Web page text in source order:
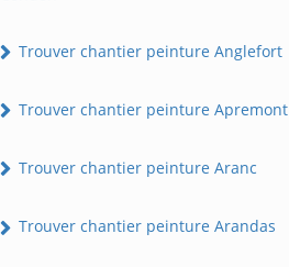
Trouver chantier peinture Anglefort
Trouver chantier peinture Apremont
Trouver chantier peinture Aranc
Trouver chantier peinture Arandas